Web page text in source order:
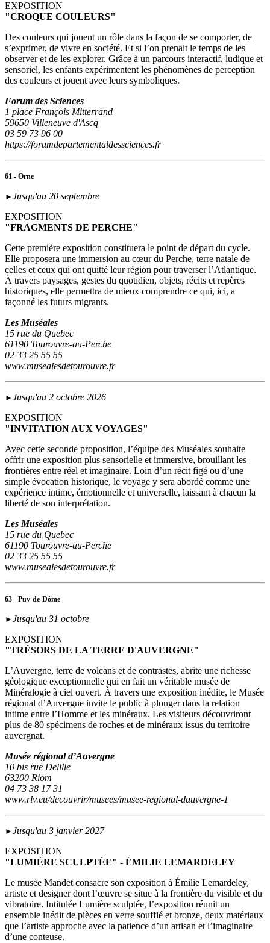
EXPOSITION
"CROQUE COULEURS"
Des couleurs qui jouent un rôle dans la façon de se comporter, de
s’exprimer, de vivre en société. Et si l’on prenait le temps de les
observer et de les explorer. Grâce à un parcours interactif, ludique et
sensoriel, les enfants expérimentent les phénomènes de perception
des couleurs et jouent avec leurs symboliques.
Forum des Sciences
1 place François Mitterrand
59650 Villeneuve d'Ascq
03 59 73 96 00
https://forumdepartementaldessciences.fr
61 - Orne
► Jusqu'au 20 septembre
EXPOSITION
"FRAGMENTS DE PERCHE"
Cette première exposition constituera le point de départ du cycle.
Elle proposera une immersion au cœur du Perche, terre natale de
celles et ceux qui ont quitté leur région pour traverser l’Atlantique.
À travers paysages, gestes du quotidien, objets, récits et repères
historiques, elle permettra de mieux comprendre ce qui, ici, a
façonné les futurs migrants.
Les Muséales
15 rue du Quebec
61190 Tourouvre-au-Perche
02 33 25 55 55
www.musealesdetourouvre.fr
► Jusqu'au 2 octobre 2026
EXPOSITION
"INVITATION AUX VOYAGES"
Avec cette seconde proposition, l’équipe des Muséales souhaite
offrir une exposition plus sensorielle et immersive, brouillant les
frontières entre réel et imaginaire. Loin d’un récit figé ou d’une
simple évocation historique, le voyage y sera abordé comme une
expérience intime, émotionnelle et universelle, laissant à chacun la
liberté de son interprétation.
Les Muséales
15 rue du Quebec
61190 Tourouvre-au-Perche
02 33 25 55 55
www.musealesdetourouvre.fr
63 - Puy-de-Dôme
► Jusqu'au 31 octobre
EXPOSITION
"TRÉSORS DE LA TERRE D'AUVERGNE"
L’Auvergne, terre de volcans et de contrastes, abrite une richesse
géologique exceptionnelle qui en fait un véritable musée de
Minéralogie à ciel ouvert. À travers une exposition inédite, le Musée
régional d’Auvergne invite le public à plonger dans la relation
intime entre l’Homme et les minéraux. Les visiteurs découvriront
plus de 80 spécimens de roches et de minéraux issus du territoire
auvergnat.
Musée régional d’Auvergne
10 bis rue Delille
63200 Riom
04 73 38 17 31
www.rlv.eu/decouvrir/musees/musee-regional-dauvergne-1
► Jusqu'au 3 janvier 2027
EXPOSITION
"LUMIÈRE SCULPTÉE" - ÉMILIE LEMARDELEY
Le musée Mandet consacre son exposition à Émilie Lemardeley,
artiste et designer dont l’œuvre se situe à la frontière du visible et du
vibratoire. Intitulée Lumière sculptée, l’exposition réunit un
ensemble inédit de pièces en verre soufflé et bronze, deux matériaux
que l’artiste approche avec la patience d’un artisan et l’imaginaire
d’une conteuse.